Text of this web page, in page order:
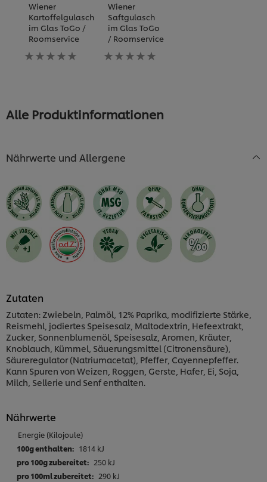
Wiener
Kartoffelgulasch
im Glas ToGo /
Roomservice
Keine
Bewertungen
Wiener
Saftgulasch
im Glas ToGo
/ Roomservice
Keine
Bewertungen
Alle Produktinformationen
Nährwerte und Allergene
Zutaten
Zutaten: Zwiebeln, Palmöl, 12% Paprika, modifizierte Stärke,
Reismehl, jodiertes Speisesalz, Maltodextrin, Hefeextrakt,
Zucker, Sonnenblumenöl, Speisesalz, Aromen, Kräuter,
Knoblauch, Kümmel, Säuerungsmittel (Citronensäure),
Säureregulator (Natriumacetat), Pfeffer, Cayennepfeffer.
Kann Spuren von Weizen, Roggen, Gerste, Hafer, Ei, Soja,
Milch, Sellerie und Senf enthalten.
Nährwerte
Energie (Kilojoule)
1814 kJ
250 kJ
290 kJ